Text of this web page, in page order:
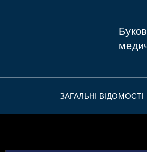
ЗАГАЛЬНІ ВІДОМОСТІ